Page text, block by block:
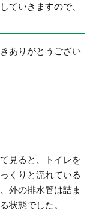
ていきますので、
ありがとうござい
見ると、トイレを
くりと流れている
外の排水管は詰ま
状態でした。